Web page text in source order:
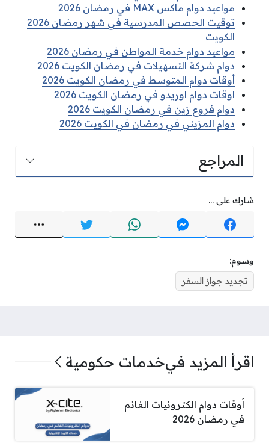
مواعيد دوام ماكس MAX في رمضان 2026
توقيت الحصص المدرسية في شهر رمضان 2026
الكويت
مواعيد دوام خدمة المواطن في رمضان 2026
دوام شركة التسهيلات في رمضان الكويت 2026
أوقات دوام المتوسط في رمضان الكويت 2026
اوقات دوام اوريدو في رمضان الكويت 2026
دوام فروع زين في رمضان الكويت 2026
دوام المزيني في رمضان في الكويت 2026
المراجع
شارك على ...
وسوم:
تجديد جواز السفر
اقرأ المزيد فيخدمات حكومية
أوقات دوام الكترونيات الغانم
في رمضان 2026